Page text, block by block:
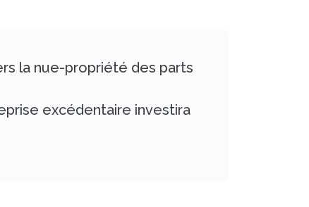
la nue-propriété des parts
excédentaire investira